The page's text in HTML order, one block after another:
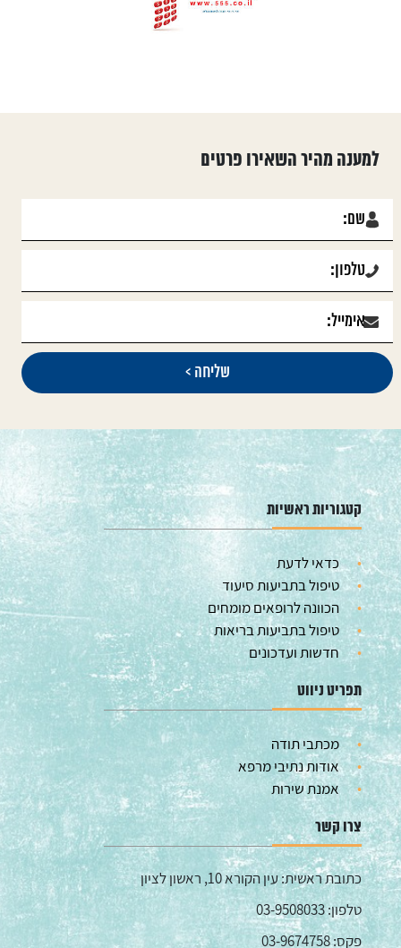
למענה מהיר השאירו פרטים
קטגוריות ראשיות
כדאי לדעת
טיפול בתביעות סיעוד
הכוונה לרופאים מומחים
טיפול בתביעות בריאות
חדשות ועדכונים
תפריט ניווט
מכתבי תודה
אודות נתיבי מרפא
אמנת שירות
צרו קשר
כתובת ראשית: עין הקורא 10, ראשון לציון
טלפון: 03-9508033
פקס: 03-9674758